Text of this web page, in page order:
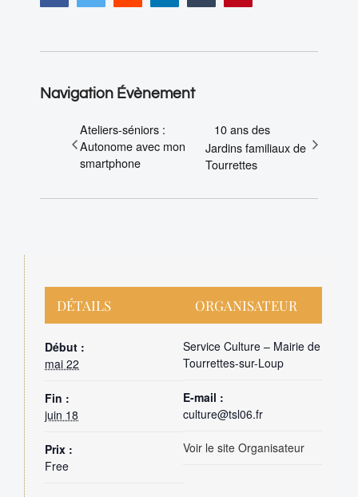
Navigation Évènement
Ateliers-séniors :
Autonome avec mon
smartphone
10 ans des
Jardins familiaux de
Tourrettes
DÉTAILS
Début :
mai 22
Fin :
juin 18
Prix :
Free
ORGANISATEUR
Service Culture – Mairie de
Tourrettes-sur-Loup
E-mail :
culture@tsl06.fr
Voir le site Organisateur